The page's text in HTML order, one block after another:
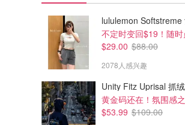
不定时变回$19！随
$29.00 $88.00
2078人感兴趣
Unity Fitz Uprisal 抓
黄金码还在！氛围感
$53.99 $109.00